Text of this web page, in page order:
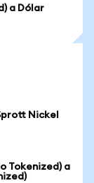
a Dólar
Nickel
Tokenized) a